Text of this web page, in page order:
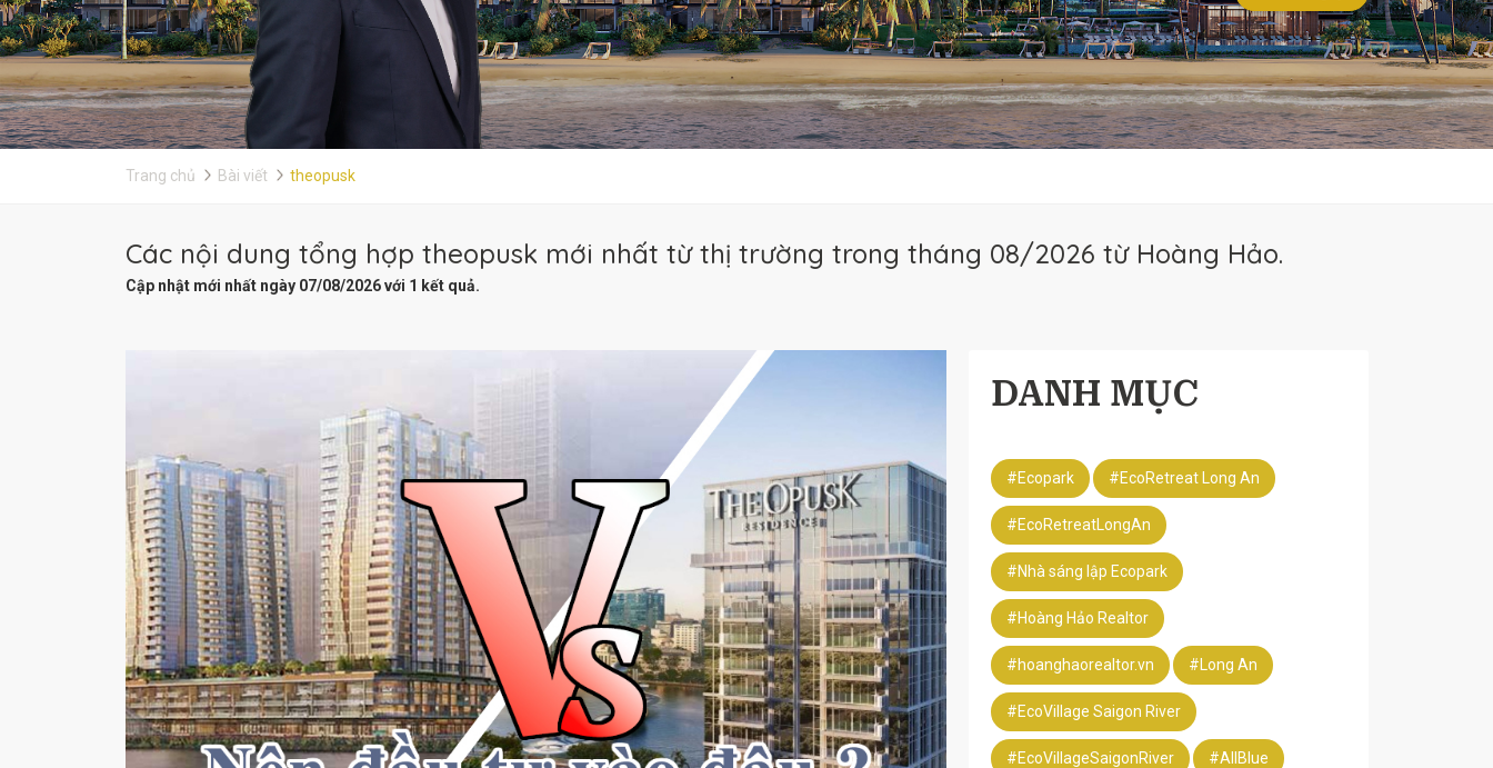
Trang chủ Bài viết theopusk
Các nội dung tổng hợp theopusk mới nhất từ thị trường trong tháng 08/2026 từ Hoàng Hảo.
Cập nhật mới nhất ngày 07/08/2026 với 1 kết quả.
DANH MỤC
#Ecopark #EcoRetreat Long An
#EcoRetreatLongAn
#Nhà sáng lập Ecopark
#Hoàng Hảo Realtor
#hoanghaorealtor.vn #Long An
#EcoVillage Saigon River
#EcoVillageSaigonRiver #AllBlue